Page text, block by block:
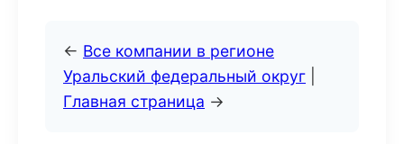
← Все компании в регионе
Уральский федеральный округ
Главная страница →